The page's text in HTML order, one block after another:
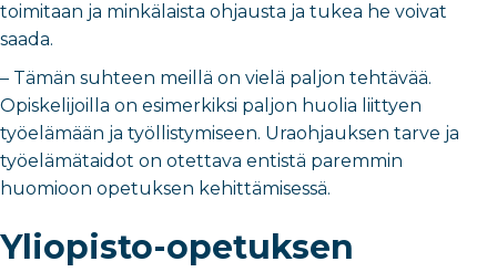
toimitaan ja minkälaista ohjausta ja tukea he voivat
saada.
– Tämän suhteen meillä on vielä paljon tehtävää.
Opiskelijoilla on esimerkiksi paljon huolia liittyen
työelämään ja työllistymiseen. Uraohjauksen tarve ja
työelämätaidot on otettava entistä paremmin
huomioon opetuksen kehittämisessä.
Yliopisto-opetuksen